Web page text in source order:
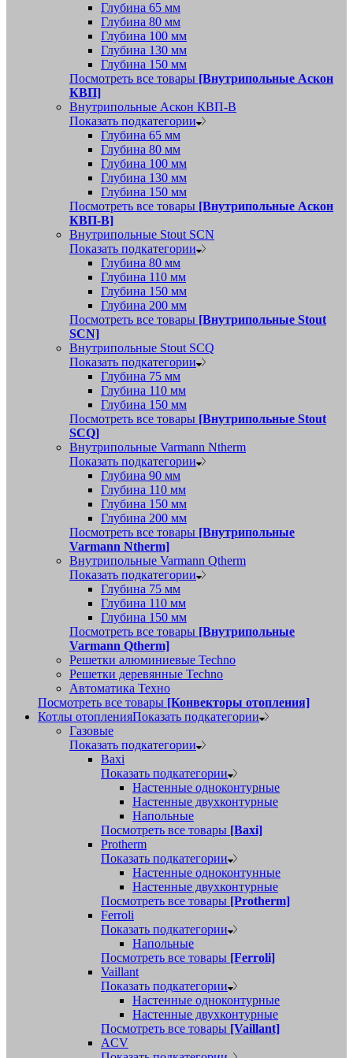
Глубина 65 мм
Глубина 80 мм
Глубина 100 мм
Глубина 130 мм
Глубина 150 мм
Посмотреть все товары [Внутрипольные Аскон
КВП]
Внутрипольные Аскон КВП-В
Показать подкатегории
Глубина 65 мм
Глубина 80 мм
Глубина 100 мм
Глубина 130 мм
Глубина 150 мм
Посмотреть все товары [Внутрипольные Аскон
КВП-В]
Внутрипольные Stout SCN
Показать подкатегории
Глубина 80 мм
Глубина 110 мм
Глубина 150 мм
Глубина 200 мм
Посмотреть все товары [Внутрипольные Stout
SCN]
Внутрипольные Stout SCQ
Показать подкатегории
Глубина 75 мм
Глубина 110 мм
Глубина 150 мм
Посмотреть все товары [Внутрипольные Stout
SCQ]
Внутрипольные Varmann Ntherm
Показать подкатегории
Глубина 90 мм
Глубина 110 мм
Глубина 150 мм
Глубина 200 мм
Посмотреть все товары [Внутрипольные
Varmann Ntherm]
Внутрипольные Varmann Qtherm
Показать подкатегории
Глубина 75 мм
Глубина 110 мм
Глубина 150 мм
Посмотреть все товары [Внутрипольные
Varmann Qtherm]
Решетки алюминиевые Techno
Решетки деревянные Techno
Автоматика Техно
Посмотреть все товары [Конвекторы отопления]
Котлы отопленияПоказать подкатегории
Газовые
Показать подкатегории
Baxi
Показать подкатегории
Настенные одноконтурные
Настенные двухконтурные
Напольные
Посмотреть все товары [Baxi]
Protherm
Показать подкатегории
Настенные одноконтунные
Настенные двухконтурные
Посмотреть все товары [Protherm]
Ferroli
Показать подкатегории
Напольные
Посмотреть все товары [Ferroli]
Vaillant
Показать подкатегории
Настенные одноконтурные
Настенные двухконтурные
Посмотреть все товары [Vaillant]
ACV